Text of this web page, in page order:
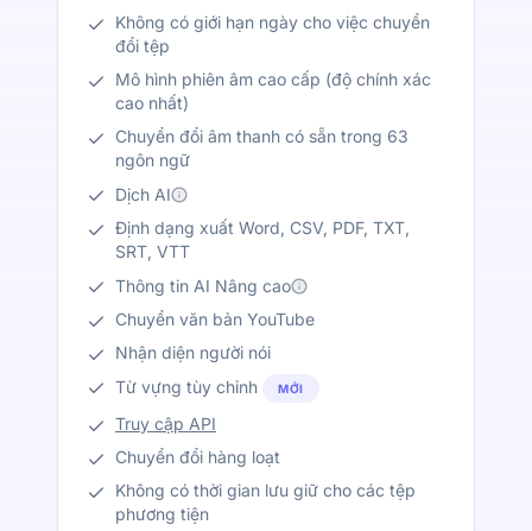
Không có giới hạn ngày cho việc chuyển
đổi tệp
Mô hình phiên âm cao cấp (độ chính xác
cao nhất)
Chuyển đổi âm thanh có sẵn trong 63
ngôn ngữ
Dịch AI
Định dạng xuất Word, CSV, PDF, TXT,
SRT, VTT
Thông tin AI Nâng cao
Chuyển văn bản YouTube
Nhận diện người nói
Từ vựng tùy chỉnh
MỚI
Truy cập API
Chuyển đổi hàng loạt
Không có thời gian lưu giữ cho các tệp
phương tiện